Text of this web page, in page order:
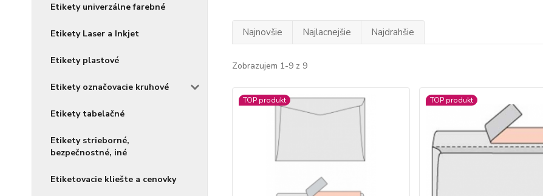
Etikety univerzálne farebné
Etikety Laser a Inkjet
Etikety plastové
Etikety označovacie kruhové
Etikety tabelačné
Etikety strieborné,
bezpečnostné, iné
Etiketovacie kliešte a cenovky
Najnovšie Najlacnejšie Najdrahšie
Zobrazujem 1-9 z 9
TOP produkt TOP produkt